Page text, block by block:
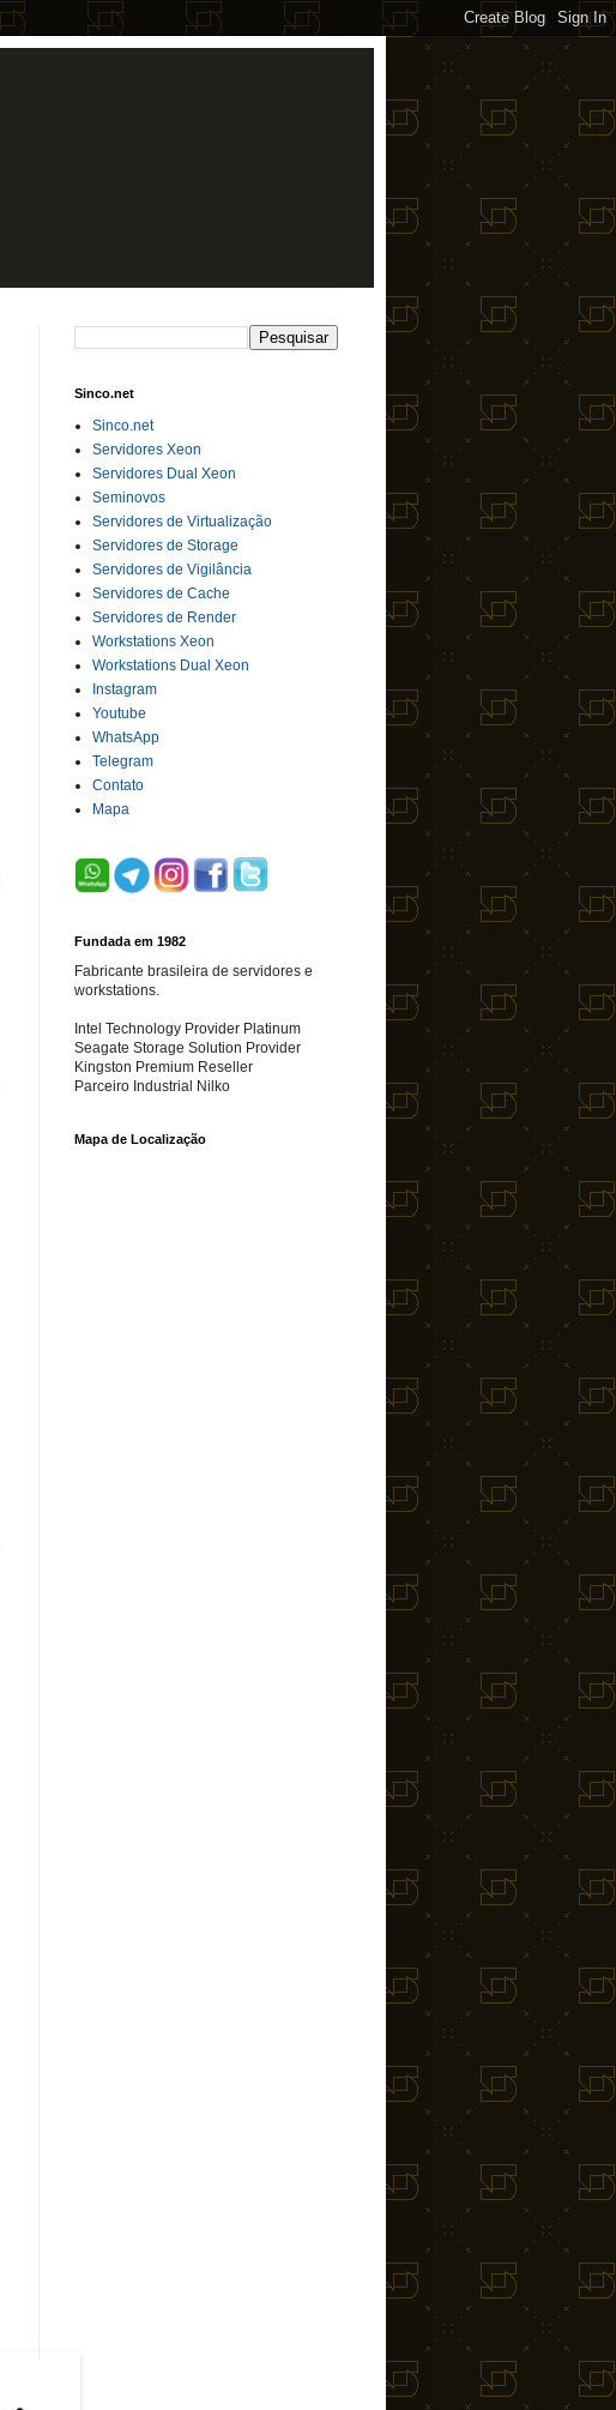
Sinco.net
Sinco.net
Servidores Xeon
Servidores Dual Xeon
Seminovos
Servidores de Virtualização
Servidores de Storage
Servidores de Vigilância
Servidores de Cache
Servidores de Render
Workstations Xeon
Workstations Dual Xeon
Instagram
Youtube
WhatsApp
Telegram
Contato
Mapa
Fundada em 1982
Fabricante brasileira de servidores e
workstations.
Intel Technology Provider Platinum
Seagate Storage Solution Provider
Kingston Premium Reseller
Parceiro Industrial Nilko
Mapa de Localização